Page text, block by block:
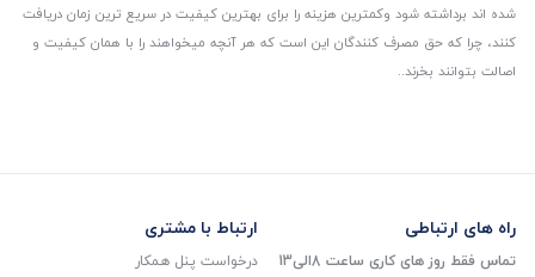
شده اند برداشته شود و‌کمترین هزینه را برای بهترین کیفیت در سریع ترین زمان دریافت
کنند، چرا که حق مصرف کنندگان این است که هر آنچه میخواهند را با همان کیفیت و
اصالت بتوانند بخرند..
راه های ارتباطی
تماس فقط روز های کاری ساعت 8الی13
ارتباط با مشتری
درخواست پنل همکار